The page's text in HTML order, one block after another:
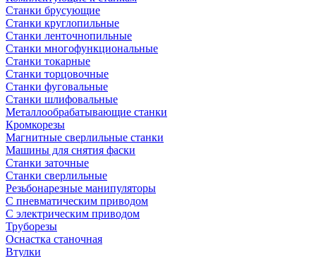
Станки брусующие
Станки круглопильные
Станки ленточнопильные
Станки многофункциональные
Станки токарные
Станки торцовочные
Станки фуговальные
Станки шлифовальные
Металлообрабатывающие станки
Кромкорезы
Магнитные сверлильные станки
Машины для снятия фаски
Станки заточные
Станки сверлильные
Резьбонарезные манипуляторы
С пневматическим приводом
С электрическим приводом
Труборезы
Оснастка станочная
Втулки